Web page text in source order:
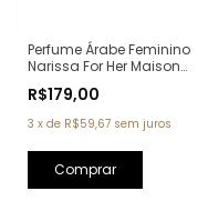
Perfume Árabe Feminino
Narissa For Her Maison
100ml (Ref. Olfativa: Narciso
Rodriguez For Her)
R$179,00
3 x de R$59,67 sem juros